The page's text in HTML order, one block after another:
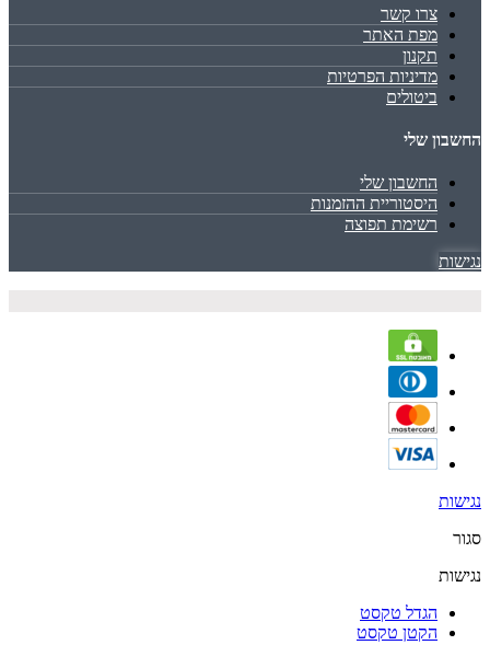
צרו קשר
מפת האתר
תקנון
מדיניות הפרטיות
ביטולים
החשבון שלי
החשבון שלי
היסטוריית ההזמנות
רשימת תפוצה
נגישות
נגישות
סגור
נגישות
הגדל טקסט
הקטן טקסט